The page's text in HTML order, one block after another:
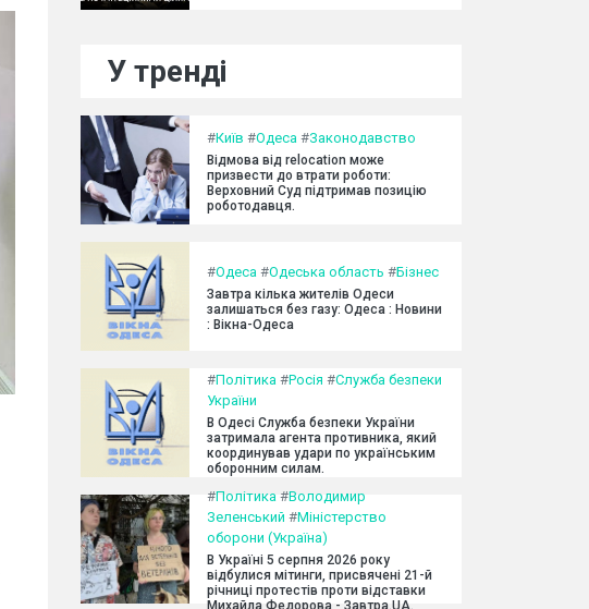
У тренді
#Київ #Одеса #Законодавство
Відмова від relocation може
призвести до втрати роботи:
Верховний Суд підтримав позицію
роботодавця.
#Одеса #Одеська область #Бізнес
Завтра кілька жителів Одеси
залишаться без газу: Одеса : Новини
: Вікна-Одеса
#Політика #Росія #Служба безпеки
України
В Одесі Служба безпеки України
затримала агента противника, який
координував удари по українським
оборонним силам.
#Політика #Володимир
Зеленський #Міністерство
оборони (Україна)
В Україні 5 серпня 2026 року
відбулися мітинги, присвячені 21-й
річниці протестів проти відставки
Михайла Федорова - Завтра.UA.